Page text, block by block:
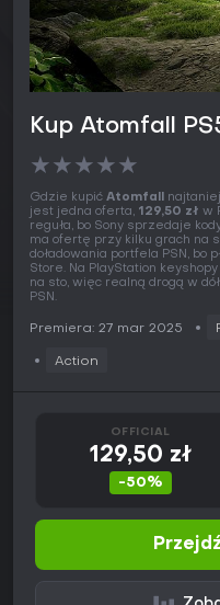
Kup Atomfall
★★★★★
Gdzie kupić Atomfall
jest jedna oferta, 129,50 zł w
reguła, bo Sony sprzedaje
ma ofertę przy kilku grach na
doładowania portfela PSN, bo
Store. Na PlayStation
na sto, więc realną drogą w
PSN.
Premiera: 27 mar 2025
Action
OFFICIAL
129,50 zł
-50%